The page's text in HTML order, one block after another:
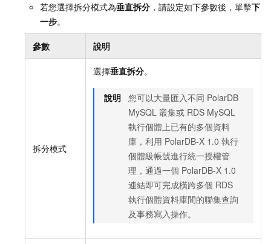
若您選擇拆分模式為垂直拆分 ，請設定如下參數後，單擊下
一步。
參數 說明
拆分模式
選擇垂直拆分。
說明 您可以大量匯入不同 PolarDB
MySQL 叢集或 RDS MySQL
執行個體上已有的多個資料
庫，利用 PolarDB-X 1.0 執行
個體級帳號進行統一授權管
理，通過一個 PolarDB-X 1.0
連結即可完成橫跨多個 RDS
執行個體資料庫間的聯集查詢
及事務寫入操作。